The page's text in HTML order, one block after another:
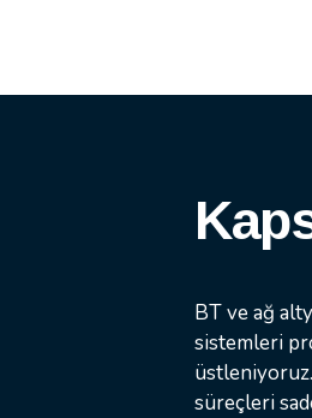
Kritik öneme
yerel
İlk
yüksek
BT ve ağ
sistemleri
süreçleri
Kurumsal
yapılarıyla,
kaynak
sürelerini